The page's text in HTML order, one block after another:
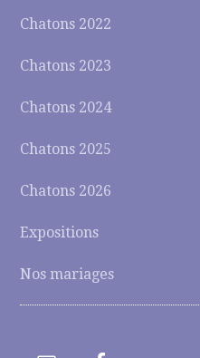
Chatons 2022
Chatons 2023
Chatons 2024
Chatons 2025
Chatons 2026
Expositions
Nos mariages